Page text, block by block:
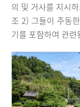
의 및 거사를 지시
조 2) 그들이 주동
기를 포함하여 관